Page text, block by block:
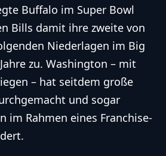
Buffalo im Super Bowl
Bills damit ihre zweite von
Niederlagen im Big
zu. Washington – mit
– hat seitdem große
und sogar
im Rahmen eines Franchise-